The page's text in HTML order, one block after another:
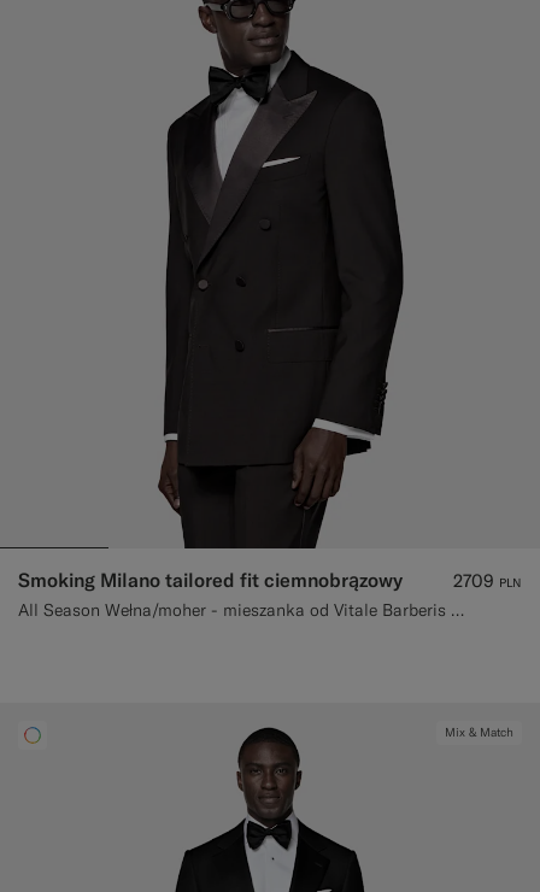
Smoking Milano tailored fit ciemnobrązowy
All Season Wełna/moher - mieszanka od Vitale Barberis Canonico, Włochy
2709 PLN
Mix & Match